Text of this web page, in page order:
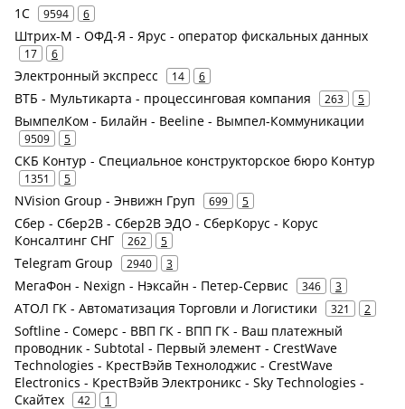
1С 9594 6
Штрих-М - ОФД-Я - Ярус - оператор фискальных данных
17 6
Электронный экспресс 14 6
ВТБ - Мультикарта - процессинговая компания 263 5
ВымпелКом - Билайн - Beeline - Вымпел-Коммуникации
9509 5
СКБ Контур - Специальное конструкторское бюро Контур
1351 5
NVision Group - Энвижн Груп 699 5
Сбер - Сбер2В - Cбер2B ЭДО - СберКорус - Корус
Консалтинг СНГ
262 5
Telegram Group 2940 3
МегаФон - Nexign - Нэксайн - Петер-Сервис 346 3
АТОЛ ГК - Автоматизация Торговли и Логистики 321 2
Softline - Сомерс - ВВП ГК - ВПП ГК - Ваш платежный
проводник - Subtotal - Первый элемент - CrestWave
Technologies - КрестВэйв Технолоджис - CrestWave
Electronics - КрестВэйв Электроникс - Sky Technologies -
Скайтех
42 1